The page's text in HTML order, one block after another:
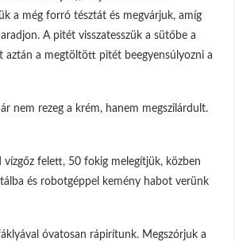
a még forró tésztát és megvárjuk, amíg
A pitét visszatesszük a sütőbe a
aztán a megtöltött pitét beegyensúlyozni a
nem rezeg a krém, hanem megszilárdult.
felett, 50 fokig melegítjük, közben
és robotgéppel kemény habot verünk
óvatosan rápirítunk. Megszórjuk a